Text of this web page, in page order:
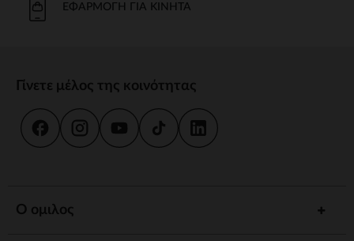
ΕΦΑΡΜΟΓΉ ΓΙΑ ΚΙΝΗΤΆ
Γίνετε μέλος της κοινότητας
Ο ομιλος